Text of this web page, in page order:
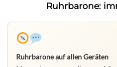
Ruhrbarone:
Ruhrbarone auf allen Geräten